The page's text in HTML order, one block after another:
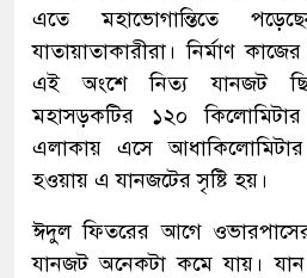
এতে মহাভোগান্তিতে
যাতায়াতাকারীরা। নির্মাণ
এই অংশে নিত্য যানজট
মহাসড়কটির ১২০
এলাকায় এসে
হওয়ায় এ যানজটের সৃষ্টি হয়।
ঈদুল ফিতরের আগে
যানজট অনেকটা কমে যায়।